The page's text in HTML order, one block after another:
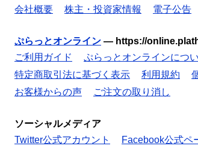
会社概要
株主・投資家情報 電子公告
ぷらっとオンライン — https://
ご利用ガイド
ぷらっとオンラインにつ
特定商取引法に基づく表示
利用規約
お客様からの声
ご注文の取り消し
ソーシャルメディア
Twitter公式アカウント
Facebook公式ペ